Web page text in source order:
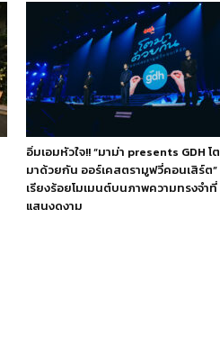
อิ่มเอมหัวใจ!! “มาม่า presents GDH โต
มาด้วยกัน ออร์เคสตรามูฟวี่คอนเสิร์ต”
เรียงร้อยโมเมนต์บนภาพความทรงจำที่
แสนงดงาม